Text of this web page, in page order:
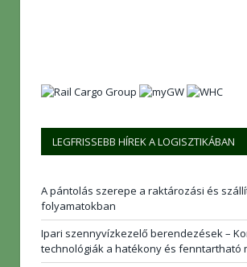
LEGFRISSEBB HÍREK A LOGISZTIKÁBAN
A pántolás szerepe a raktározási és
folyamatokban
Ipari szennyvízkezelő berendezések –
technológiák a hatékony és fenntartható